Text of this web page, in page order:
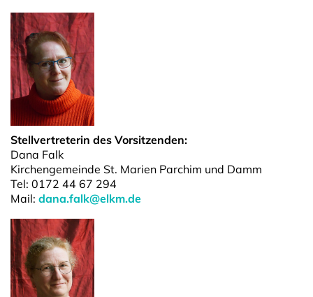
Stellvertreterin des Vorsitzenden:
Dana Falk
Kirchengemeinde St. Marien Parchim und Damm
Tel: 0172 44 67 294
Mail: dana.falk@elkm.de